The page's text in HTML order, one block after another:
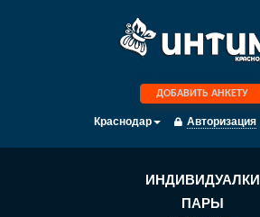
ДОБАВИТЬ АНКЕТУ
Краснодар Авторизация
ИНДИВИДУАЛКИ
ПАРЫ